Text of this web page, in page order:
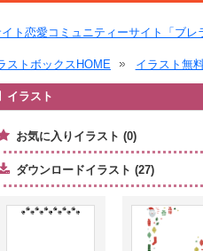
イト恋愛コミュニティーサイト「ブレ
ストボックスHOME イラスト無
イラスト
お気に入りイラスト (0)
ダウンロードイラスト (27)